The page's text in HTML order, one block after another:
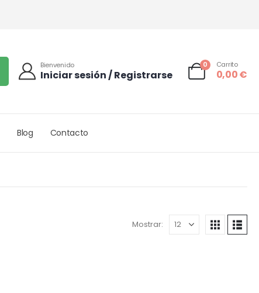
Bienvenido
Iniciar sesión / Registrarse
0 Carrito
0,00€
Blog Contacto
Mostrar: